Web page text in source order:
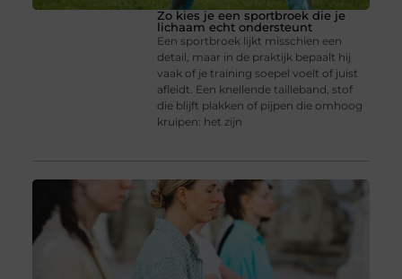
Zo kies je een sportbroek die je
lichaam echt ondersteunt
Een sportbroek lijkt misschien een
detail, maar in de praktijk bepaalt hij
vaak of je training soepel voelt of juist
afleidt. Een knellende tailleband, stof
die blijft plakken of pijpen die omhoog
kruipen: het zijn